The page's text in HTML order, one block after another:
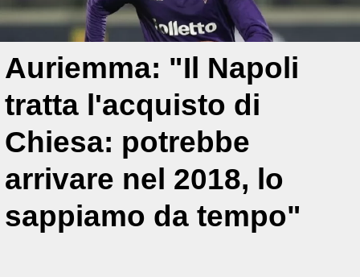
Auriemma: "Il Napoli
tratta l'acquisto di
Chiesa: potrebbe
arrivare nel 2018, lo
sappiamo da tempo"